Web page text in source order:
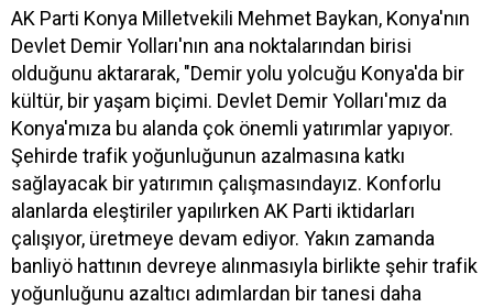
AK Parti Konya Milletvekili Mehmet Baykan, Konya'nın
Devlet Demir Yolları'nın ana noktalarından birisi
olduğunu aktararak, "Demir yolu yolcuğu Konya'da bir
kültür, bir yaşam biçimi. Devlet Demir Yolları'mız da
Konya'mıza bu alanda çok önemli yatırımlar yapıyor.
Şehirde trafik yoğunluğunun azalmasına katkı
sağlayacak bir yatırımın çalışmasındayız. Konforlu
alanlarda eleştiriler yapılırken AK Parti iktidarları
çalışıyor, üretmeye devam ediyor. Yakın zamanda
banliyö hattının devreye alınmasıyla birlikte şehir trafik
yoğunluğunu azaltıcı adımlardan bir tanesi daha